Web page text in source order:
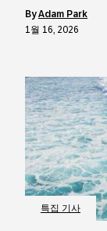
byAdam Park
1월 16, 2026
특집 기사